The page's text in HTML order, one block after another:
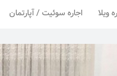
ویلا اجاره سوئیت / آپارتمان